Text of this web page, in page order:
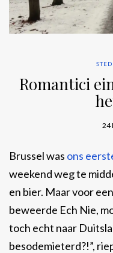
Romantici
24
Brussel was ons
weekend weg te
en bier. Maar voor
beweerde Ech Nie,
toch echt naar
besodemieterd?!”,